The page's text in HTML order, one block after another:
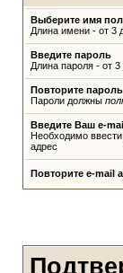
Выберите имя
Длина имени - от 3
Введите пароль
Длина пароля - от
Повторите пароль
Пароли должны
Введите Ваш e-
Необходимо ввести
адрес
Повторите e-mail